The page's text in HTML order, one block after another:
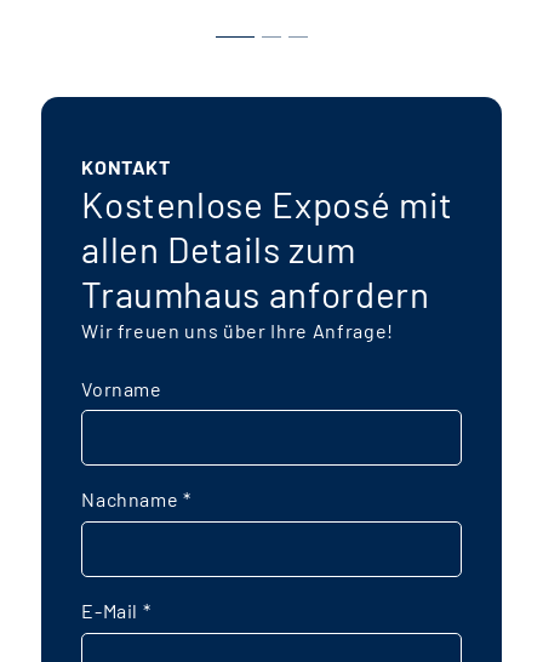
KONTAKT
Kostenlose Exposé mit
allen Details zum
Traumhaus anfordern
Wir freuen uns über Ihre Anfrage!
Vorname
Nachname*
E-Mail *